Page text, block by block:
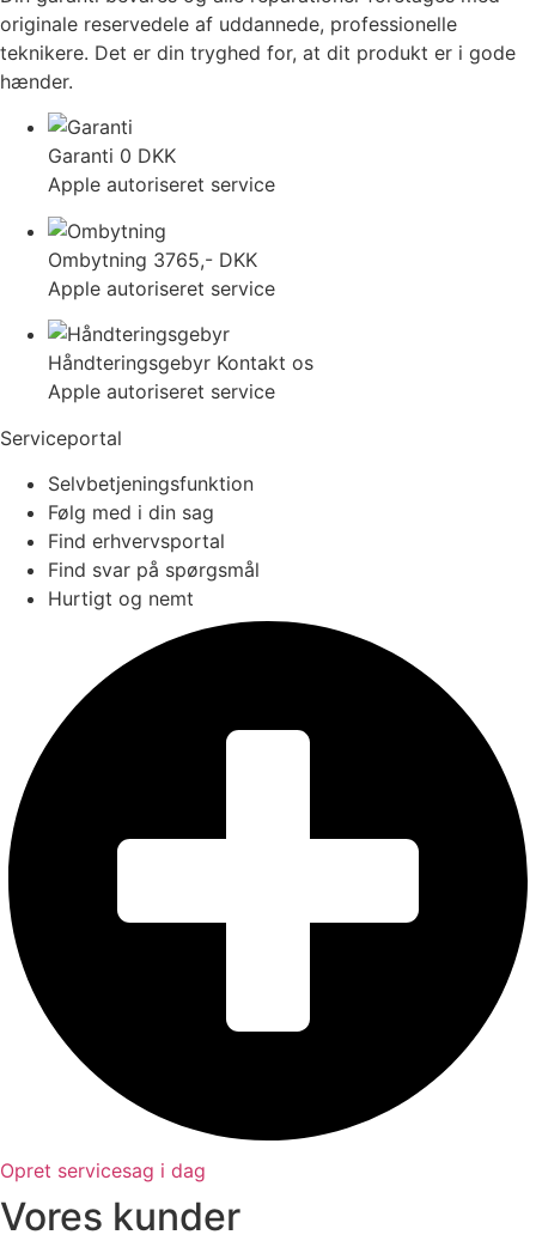
originale reservedele af uddannede, professionelle
teknikere. Det er din tryghed for, at dit produkt er i gode
hænder.
Garanti 0 DKK
Apple autoriseret service
Ombytning 3765,- DKK
Apple autoriseret service
Håndteringsgebyr Kontakt os
Apple autoriseret service
Serviceportal
Selvbetjeningsfunktion
Følg med i din sag
Find erhvervsportal
Find svar på spørgsmål
Hurtigt og nemt
Opret servicesag i dag
Vores kunder